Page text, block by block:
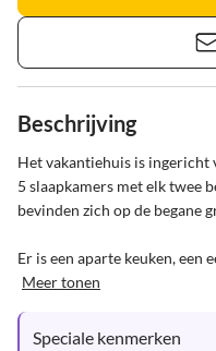
Beschrijving
Het vakantiehuis is ingericht
5 slaapkamers met elk twee
bevinden zich op de begane
Er is een aparte keuken, een
Meer tonen
Speciale kenmerken